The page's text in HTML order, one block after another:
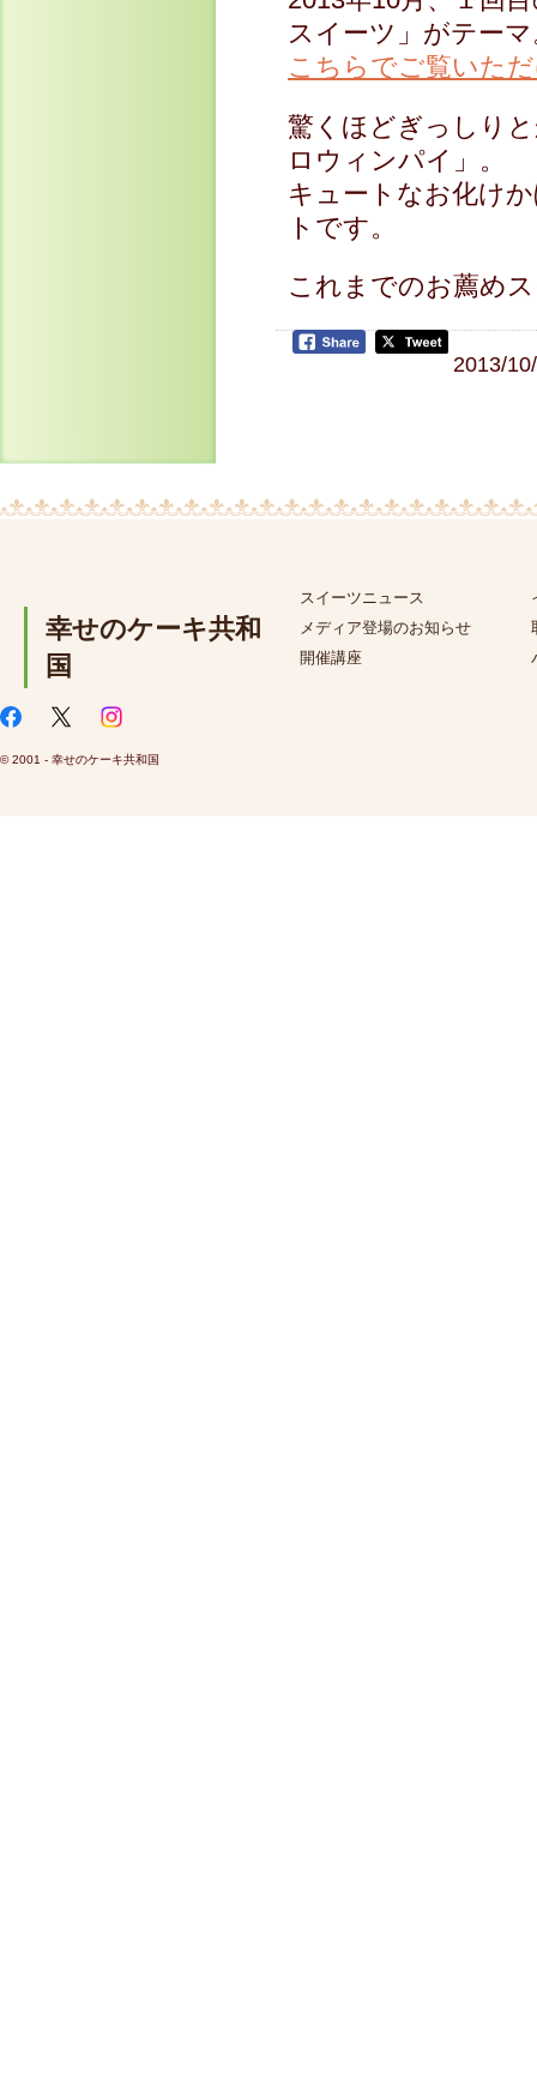
スイーツ」がテー
こちらでご覧いた
驚くほどぎっしり
ロウィンパイ」。
キュートなお化け
トです。
これまでのお薦め
2013/
幸せのケーキ共和
国
スイーツニュース
メディア登場のお知らせ
開催講座
© 2001 - 幸せのケーキ共和国